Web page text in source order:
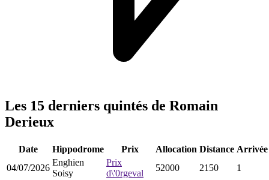
Les 15 derniers quintés de Romain
Derieux
Date Hippodrome Prix Allocation Distance Arrivée
04/07/2026
Enghien
Soisy
Prix
d\'0rgeval
52000 2150 1